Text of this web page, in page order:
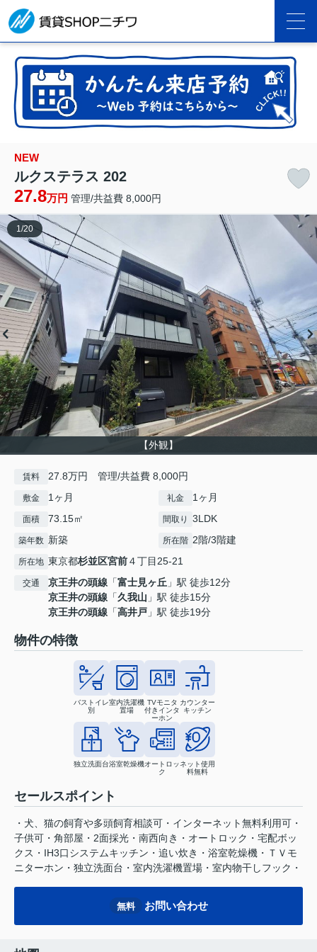
NEW
ルクステラス 202
27.8万円 管理/共益費 8,000円
【外観】
1/20
賃料 27.8万円 管理/共益費 8,000円
敷金 1ヶ月 礼金 1ヶ月
面積 73.15㎡ 間取り 3LDK
築年数 新築 所在階 2階/3階建
所在地 東京都杉並区宮前４丁目25-21
交通 京王井の頭線 「富士見ヶ丘 」駅 徒歩12分
京王井の頭線 「久我山 」駅 徒歩15分
京王井の頭線 「高井戸 」駅 徒歩19分
物件の特徴
バストイレ
別
室内洗濯機
置場
TVモニタ
付きインタ
ーホン
カウンター
キッチン
独立洗面台浴室乾燥機オートロッ
ク
ネット使用
料無料
セールスポイント
・犬、猫の飼育や多頭飼育相談可・インターネット無料利用可・
子供可・角部屋・2面採光・南西向き・オートロック・宅配ボッ
クス・IH3口システムキッチン・追い炊き・浴室乾燥機・ＴＶモ
ニターホン・独立洗面台・室内洗濯機置場・室内物干しフック・
無料 お問い合わせ